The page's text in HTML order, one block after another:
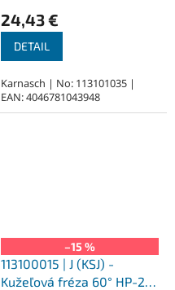
24,43 €
DETAIL
Karnasch | No: 113101035 |
EAN: 4046781043948
–15 %
113100015 | J (KSJ) -
Kužeľová fréza 60° HP-2